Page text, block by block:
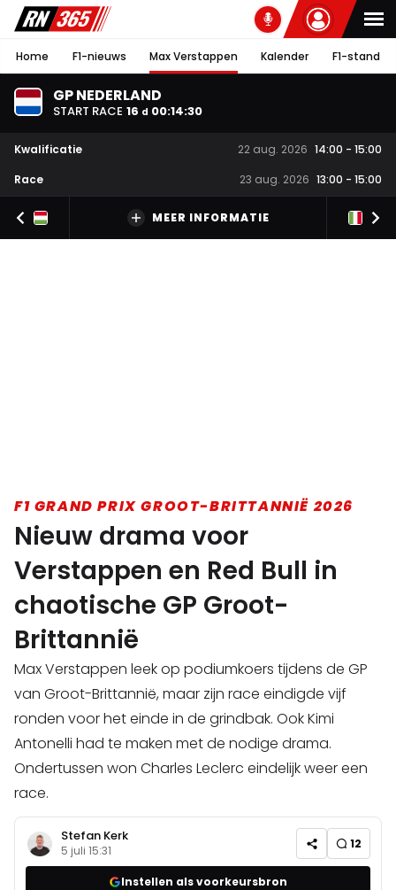
Home F1-nieuws Max Verstappen Kalender F1-stand
GP NEDERLAND
START RACE 16 d 00:14:30
Kwalificatie 22 aug. 2026 14:00 - 15:00
Race
23 aug. 2026 13:00 - 15:00
MEER INFORMATIE
F1 GRAND PRIX GROOT-BRITTANNIË 2026
Nieuw drama voor
Verstappen en Red Bull in
chaotische GP Groot-
Brittannië
Max Verstappen leek op podiumkoers tijdens de GP
van Groot-Brittannië, maar zijn race eindigde vijf
ronden voor het einde in de grindbak. Ook Kimi
Antonelli had te maken met de nodige drama.
Ondertussen won Charles Leclerc eindelijk weer een
race.
Stefan Kerk
5 juli 15:31 12
Instellen als voorkeursbron